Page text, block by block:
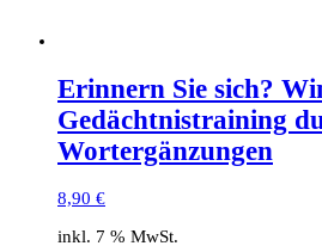
Erinnern Sie sich?
Gedächtnistraining
Wortergänzungen
8,90 €
inkl. 7 % MwSt.